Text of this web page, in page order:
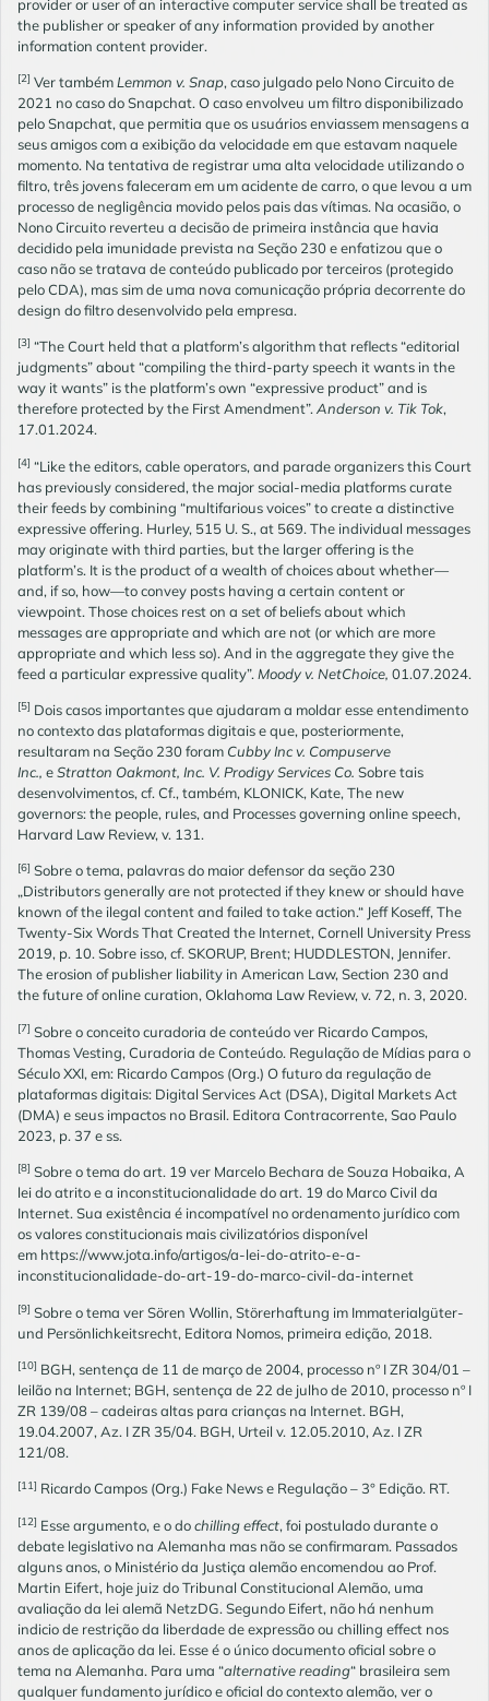
provider or user of an interactive computer service shall be treated as
the publisher or speaker of any information provided by another
information content provider.
[2] Ver tambémLemmon v. Snap, caso julgado pelo Nono Circuito de
2021 no caso do Snapchat. O caso envolveu um filtro disponibilizado
pelo Snapchat, que permitia que os usuários enviassem mensagens a
seus amigos com a exibição da velocidade em que estavam naquele
momento. Na tentativa de registrar uma alta velocidade utilizando o
filtro, três jovens faleceram em um acidente de carro, o que levou a um
processo de negligência movido pelos pais das vítimas. Na ocasião, o
Nono Circuito reverteu a decisão de primeira instância que havia
decidido pela imunidade prevista na Seção 230 e enfatizou que o
caso não se tratava de conteúdo publicado por terceiros (protegido
pelo CDA), mas sim de uma nova comunicação própria decorrente do
design do filtro desenvolvido pela empresa.
[3] “The Court held that a platform’s algorithm that reflects “editorial
judgments” about “compiling the third-party speech it wants in the
way it wants” is the platform’s own “expressive product” and is
therefore protected by the First Amendment”.Anderson v. Tik Tok,
17.01.2024.
[4] “Like the editors, cable operators, and parade organizers this Court
has previously considered, the major social-media platforms curate
their feeds by combining “multifarious voices” to create a distinctive
expressive offering. Hurley, 515 U. S., at 569. The individual messages
may originate with third parties, but the larger offering is the
platform’s. It is the product of a wealth of choices about whether—
and, if so, how—to convey posts having a certain content or
viewpoint. Those choices rest on a set of beliefs about which
messages are appropriate and which are not (or which are more
appropriate and which less so). And in the aggregate they give the
feed a particular expressive quality”. Moody v. NetChoice, 01.07.2024.
[5] Dois casos importantes que ajudaram a moldar esse entendimento
no contexto das plataformas digitais e que, posteriormente,
resultaram na Seção 230 foram Cubby Inc v. Compuserve
Inc., eStratton Oakmont, Inc. V. Prodigy Services Co. Sobre tais
desenvolvimentos, cf. Cf., também, KLONICK, Kate, The new
governors: the people, rules, and Processes governing online speech,
Harvard Law Review, v. 131.
[6] Sobre o tema, palavras do maior defensor da seção 230
„Distributors generally are not protected if they knew or should have
known of the ilegal content and failed to take action.“ Jeff Koseff, The
Twenty-Six Words That Created the Internet, Cornell University Press
2019, p. 10. Sobre isso, cf. SKORUP, Brent; HUDDLESTON, Jennifer.
The erosion of publisher liability in American Law, Section 230 and
the future of online curation, Oklahoma Law Review, v. 72, n. 3, 2020.
[7] Sobre o conceito curadoria de conteúdo ver Ricardo Campos,
Thomas Vesting, Curadoria de Conteúdo. Regulação de Mídias para o
Século XXI, em: Ricardo Campos (Org.) O futuro da regulação de
plataformas digitais: Digital Services Act (DSA), Digital Markets Act
(DMA) e seus impactos no Brasil. Editora Contracorrente, Sao Paulo
2023, p. 37 e ss.
[8] Sobre o tema do art. 19 ver Marcelo Bechara de Souza Hobaika, A
lei do atrito e a inconstitucionalidade do art. 19 do Marco Civil da
Internet. Sua existência é incompatível no ordenamento jurídico com
os valores constitucionais mais civilizatórios disponível
em https://www.jota.info/artigos/a-lei-do-atrito-e-a-
inconstitucionalidade-do-art-19-do-marco-civil-da-internet
[9] Sobre o tema ver Sören Wollin, Störerhaftung im Immaterialgüter-
und Persönlichkeitsrecht, Editora Nomos, primeira edição, 2018.
[10] BGH, sentença de 11 de março de 2004, processo nº I ZR 304/01 –
leilão na Internet; BGH, sentença de 22 de julho de 2010, processo nº I
ZR 139/08 – cadeiras altas para crianças na Internet. BGH,
19.04.2007, Az. I ZR 35/04. BGH, Urteil v. 12.05.2010, Az. I ZR
121/08.
[11] Ricardo Campos (Org.) Fake News e Regulação – 3° Edição. RT.
[12] Esse argumento, e o dochilling effect, foi postulado durante o
debate legislativo na Alemanha mas não se confirmaram. Passados
alguns anos, o Ministério da Justiça alemão encomendou ao Prof.
Martin Eifert, hoje juiz do Tribunal Constitucional Alemão, uma
avaliação da lei alemã NetzDG. Segundo Eifert, não há nenhum
indicio de restrição da liberdade de expressão ou chilling effect nos
anos de aplicação da lei. Esse é o único documento oficial sobre o
tema na Alemanha. Para uma “alternative reading“ brasileira sem
qualquer fundamento jurídico e oficial do contexto alemão, ver o